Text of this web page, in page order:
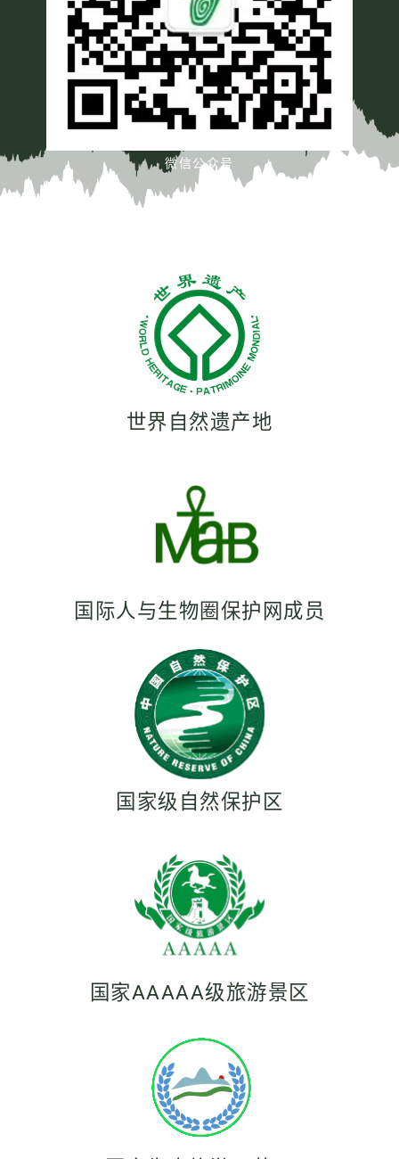
微信公众号
世界自然遗产地
国际人与生物圈保护网成员
国家级自然保护区
国家AAAAA级旅游景区